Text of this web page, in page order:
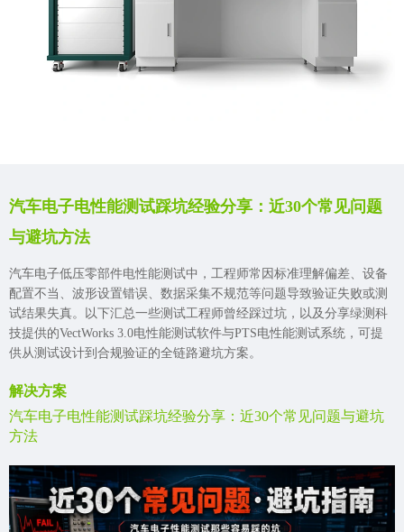
汽车电子电性能测试踩坑经验分享：近30个常见问题
与避坑方法
汽车电子低压零部件电性能测试中，工程师常因标准理解偏差、设备
配置不当、波形设置错误、数据采集不规范等问题导致验证失败或测
试结果失真。以下汇总一些测试工程师曾经踩过坑，以及分享绿测科
技提供的VectWorks 3.0电性能测试软件与PTS电性能测试系统，可提
供从测试设计到合规验证的全链路避坑方案。
解决方案
汽车电子电性能测试踩坑经验分享：近30个常见问题与避坑
方法